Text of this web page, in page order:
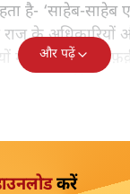
है- ‘साहेब-साहेब
के अधिकारियों
में दरअसल कोई
बनने की
और पढ़ें
करें